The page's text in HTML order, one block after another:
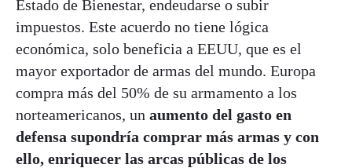
Estado de Bienestar, endeudarse o subir
impuestos. Este acuerdo no tiene lógica
económica, solo beneficia a EEUU, que es el
mayor exportador de armas del mundo. Europa
compra más del 50% de su armamento a los
norteamericanos, un aumento del gasto en
defensa supondría comprar más armas y con
ello, enriquecer las arcas públicas de los